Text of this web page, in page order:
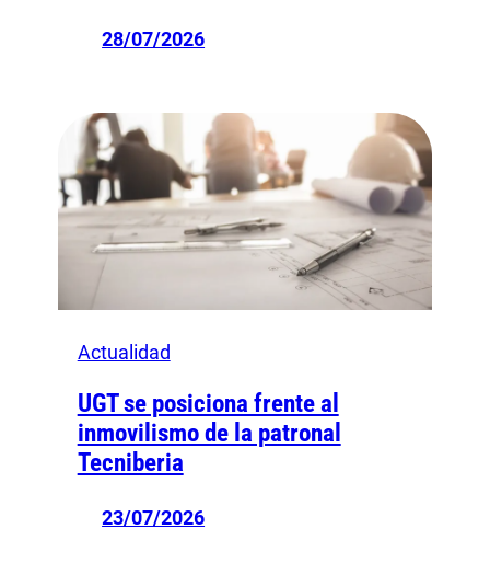
28/07/2026
Actualidad
UGT se posiciona frente al
inmovilismo de la patronal
Tecniberia
23/07/2026